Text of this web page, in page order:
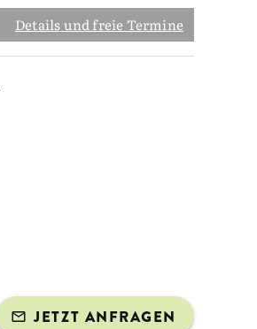
Details und freie Termine
JETZT ANFRAGEN